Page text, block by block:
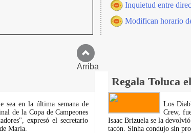
Inquietud entre
Modifican horario
Arriba
Regala Toluca
sea en la última semana de
de la Copa de Campeones
expresó el secretario
María.
Los
Crew,
Isaac Brizuela se la
tacón. Sinha condujo sin